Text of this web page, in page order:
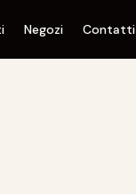
Negozi Contatti